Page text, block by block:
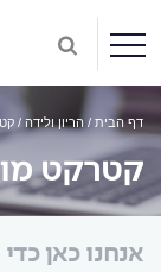
דף הבית הריון ולידה
קטרקט
אנחנו כאן